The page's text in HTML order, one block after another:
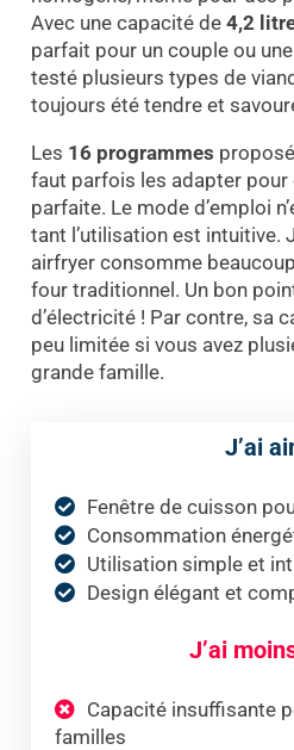
Avec une capacité de4,2
parfait pour un couple ou
testé plusieurs types de
toujours été tendre et
Les 16 programmes
faut parfois les adapter pour
parfaite. Le mode d’emploi
tant l’utilisation est intuitive.
airfryer consomme
four traditionnel. Un bon
d’électricité ! Par contre, sa
peu limitée si vous avez
grande famille.
J’ai
Fenêtre de cuisson
Consommation
Utilisation simple et
Design élégant et
J’ai
Capacité insuffisante
familles